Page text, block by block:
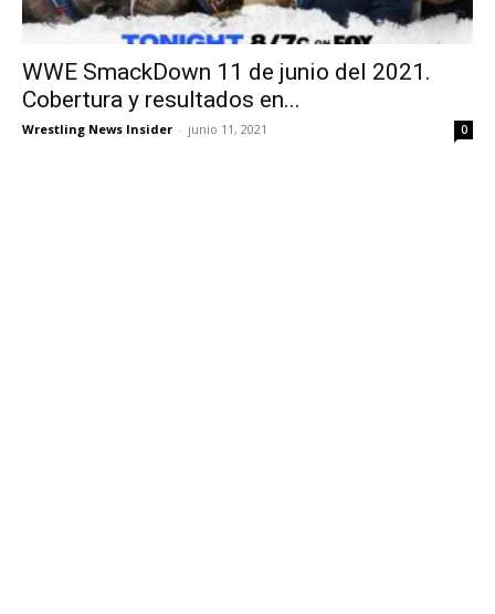
WWE SmackDown 11 de junio del 2021.
Cobertura y resultados en...
Wrestling News Insider - junio 11, 2021 0